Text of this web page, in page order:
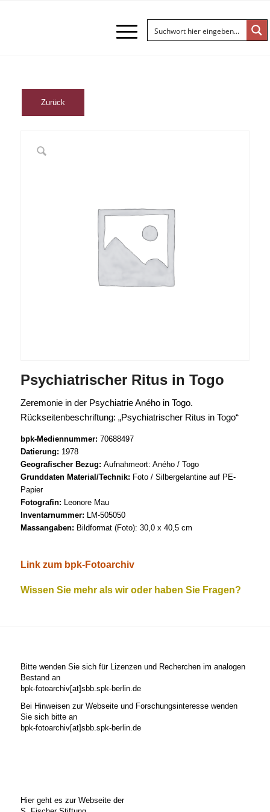
Psychiatrischer Ritus in Togo
Zeremonie in der Psychiatrie Aného in Togo.
Rückseitenbeschriftung: „Psychiatrischer Ritus in Togo“
bpk-Mediennummer: 70688497
Datierung: 1978
Geografischer Bezug: Aufnahmeort: Aného / Togo
Grunddaten Material/Technik: Foto / Silbergelantine auf PE-
Papier
Fotografin: Leonore Mau
Inventarnummer: LM-505050
Massangaben: Bildformat (Foto): 30,0 x 40,5 cm
Link zum bpk-Fotoarchiv
Wissen Sie mehr als wir oder haben Sie Fragen?
Bitte wenden Sie sich für Lizenzen und Recherchen im analogen
Bestand an
bpk-fotoarchiv[at]sbb.spk-berlin.de
Bei Hinweisen zur Webseite und Forschungsinteresse wenden
Sie sich bitte an
bpk-fotoarchiv[at]sbb.spk-berlin.de
Hier geht es zur Webseite der